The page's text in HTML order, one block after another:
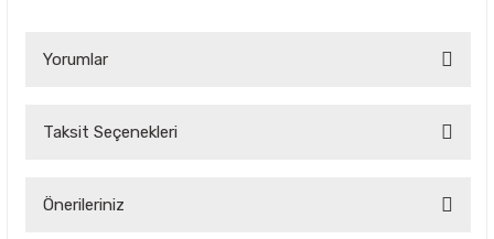
Yorumlar
Taksit Seçenekleri
Önerileriniz